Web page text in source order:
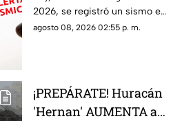
fue el epicentro del
temblor de este día?
2026, se registró un sismo en
México. Te decimos en donde
agosto 08, 2026 02:55 p. m.
¡PREPÁRATE! Huracán
'Hernan' AUMENTA a